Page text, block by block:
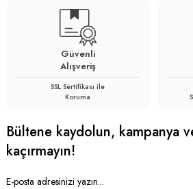
Güvenli
Alışveriş
SSL Sertifikası ile
Koruma
Bültene kaydolun, kampanya
kaçırmayın!